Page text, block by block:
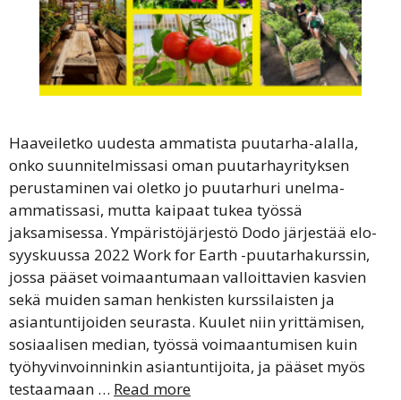
Haaveiletko uudesta ammatista puutarha-alalla,
onko suunnitelmissasi oman puutarhayrityksen
perustaminen vai oletko jo puutarhuri unelma-
ammatissasi, mutta kaipaat tukea työssä
jaksamisessa. Ympäristöjärjestö Dodo järjestää elo-
syyskuussa 2022 Work for Earth -puutarhakurssin,
jossa pääset voimaantumaan valloittavien kasvien
sekä muiden saman henkisten kurssilaisten ja
asiantuntijoiden seurasta. Kuulet niin yrittämisen,
sosiaalisen median, työssä voimaantumisen kuin
työhyvinvoinninkin asiantuntijoita, ja pääset myös
testaamaan … Read more